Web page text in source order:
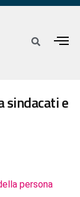
sindacati e
persona